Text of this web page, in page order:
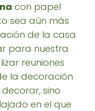
con papel
sea aún más
de la casa
para nuestra
reuniones
la decoración
sino
en el que